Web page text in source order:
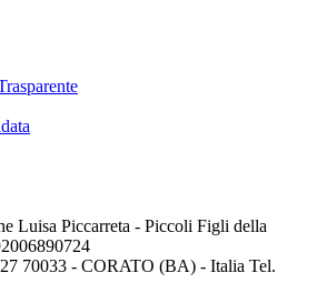
Luisa Piccarreta - Piccoli Figli della
70033 - CORATO (BA) - Italia Tel.